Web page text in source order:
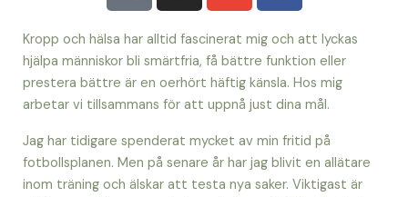
n
e
-
a
l
t
t
a
g
r
a
m
e
l
o
p
e
e
b
o
o
k
Kropp och hälsa har alltid fascinerat mig och att lyckas
hjälpa människor bli smärtfria, få bättre funktion eller
prestera bättre är en oerhört häftig känsla. Hos mig
arbetar vi tillsammans för att uppnå just dina mål.
Jag har tidigare spenderat mycket av min fritid på
fotbollsplanen. Men på senare år har jag blivit en allätare
inom träning och älskar att testa nya saker. Viktigast är